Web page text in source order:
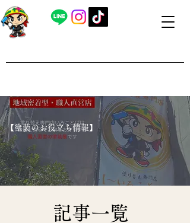
​【塗装のお役立ち情報】
​記事一覧